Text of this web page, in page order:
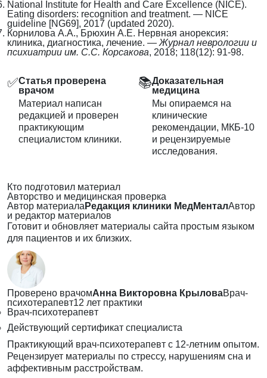
National Institute for Health and Care Excellence (NICE).
Eating disorders: recognition and treatment. — NICE
guideline [NG69], 2017 (updated 2020).
Корнилова А.А., Брюхин А.Е. Нервная анорексия:
клиника, диагностика, лечение. — Журнал неврологии и
психиатрии им. С.С. Корсакова, 2018; 118(12): 91-98.
✅Статья проверена
врачом
Материал написан
редакцией и проверен
практикующим
специалистом клиники.
📚Доказательная
медицина
Мы опираемся на
клинические
рекомендации, МКБ-10
и рецензируемые
исследования.
Кто подготовил материал
Авторство и медицинская проверка
Автор материала Редакция клиники МедМенталАвтор
и редактор материалов
Готовит и обновляет материалы сайта простым языком
для пациентов и их близких.
Проверено врачомАнна Викторовна КрыловаВрач-
психотерапевт12 лет практики
Врач-психотерапевт
Действующий сертификат специалиста
Практикующий врач-психотерапевт с 12-летним опытом.
Рецензирует материалы по стрессу, нарушениям сна и
аффективным расстройствам.